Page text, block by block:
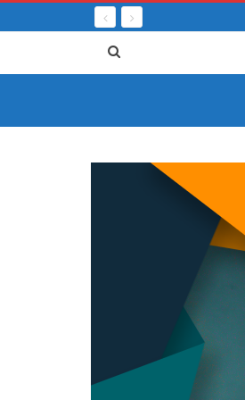
بعد سنوات من